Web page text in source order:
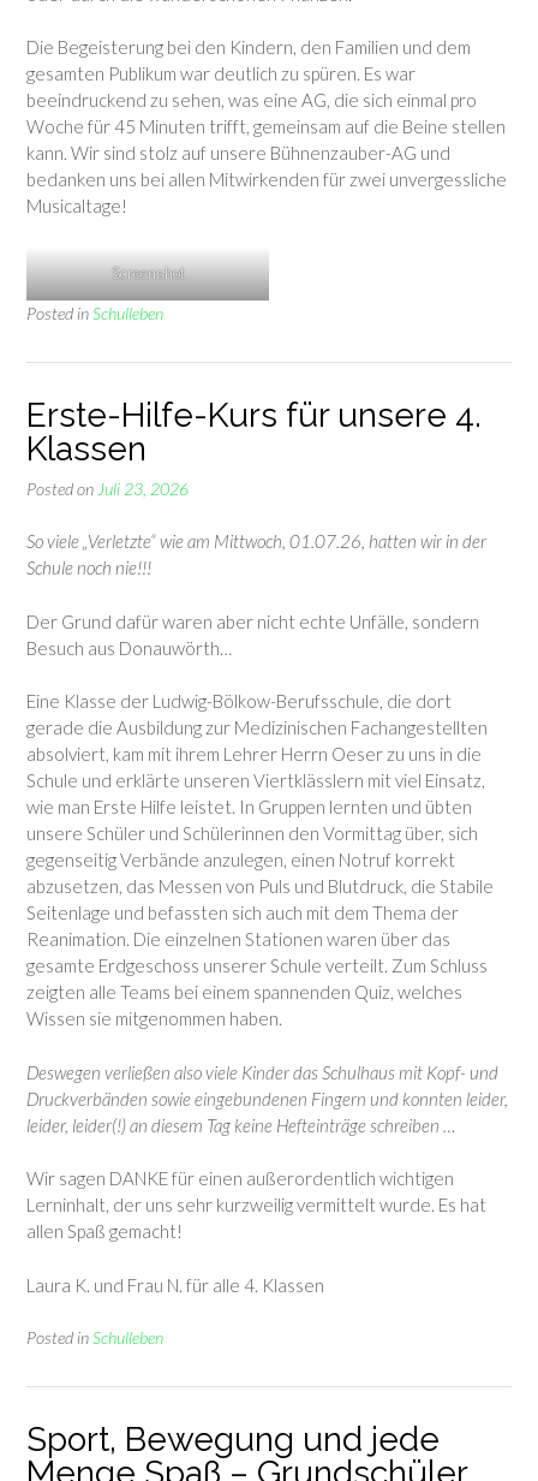
Die Begeisterung bei den Kindern, den Familien und dem
gesamten Publikum war deutlich zu spüren. Es war
beeindruckend zu sehen, was eine AG, die sich einmal pro
Woche für 45 Minuten trifft, gemeinsam auf die Beine stellen
kann. Wir sind stolz auf unsere Bühnenzauber-AG und
bedanken uns bei allen Mitwirkenden für zwei unvergessliche
Musicaltage!
Screenshot
Posted inSchulleben
Erste-Hilfe-Kurs für unsere 4.
Klassen
Posted on Juli 23, 2026
So viele „Verletzte“ wie am Mittwoch, 01.07.26, hatten wir in der
Schule noch nie!!!
Der Grund dafür waren aber nicht echte Unfälle, sondern
Besuch aus Donauwörth…
Eine Klasse der Ludwig-Bölkow-Berufsschule, die dort
gerade die Ausbildung zur Medizinischen Fachangestellten
absolviert, kam mit ihrem Lehrer Herrn Oeser zu uns in die
Schule und erklärte unseren Viertklässlern mit viel Einsatz,
wie man Erste Hilfe leistet. In Gruppen lernten und übten
unsere Schüler und Schülerinnen den Vormittag über, sich
gegenseitig Verbände anzulegen, einen Notruf korrekt
abzusetzen, das Messen von Puls und Blutdruck, die Stabile
Seitenlage und befassten sich auch mit dem Thema der
Reanimation. Die einzelnen Stationen waren über das
gesamte Erdgeschoss unserer Schule verteilt. Zum Schluss
zeigten alle Teams bei einem spannenden Quiz, welches
Wissen sie mitgenommen haben.
Deswegen verließen also viele Kinder das Schulhaus mit Kopf- und
Druckverbänden sowie eingebundenen Fingern und konnten leider,
leider, leider(!) an diesem Tag keine Hefteinträge schreiben …
Wir sagen DANKE für einen außerordentlich wichtigen
Lerninhalt, der uns sehr kurzweilig vermittelt wurde. Es hat
allen Spaß gemacht!
Laura K. und Frau N. für alle 4. Klassen
Posted inSchulleben
Sport, Bewegung und jede